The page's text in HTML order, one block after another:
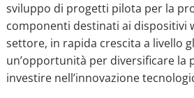
sviluppo di progetti pilota per la
componenti destinati ai dispositivi
settore, in rapida crescita a livello
un’opportunità per diversificare la
investire nell’innovazione